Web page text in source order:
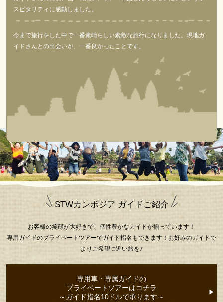
スピタリティに感動しました。
今まで旅行をした中で一番素晴らしい素敵な旅行になりました。現地ガ
イドさんとの出会いが、一番良かったことです。
STWカンボジア ガイドご紹介
お客様の笑顔が大好きで、個性豊かなガイドが揃っています！
専用ガイドのプライベートツアーでガイド指名もできます！お好みのガイドで
よりご希望に近い旅を♪
専用車・専属ガイドの
プライベートツアーはコチラ
～ガイド指名10ドルで承ります～